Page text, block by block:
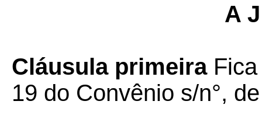
A
Cláusula primeira
19 do Convênio s/n°,